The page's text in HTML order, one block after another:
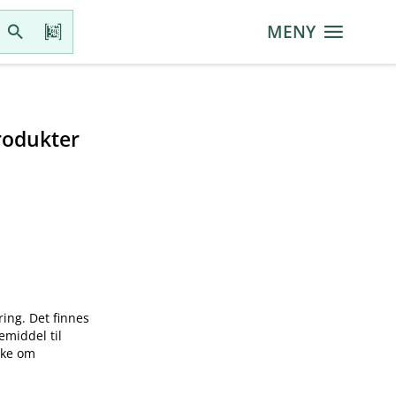
MENY
Det finnes
til
om